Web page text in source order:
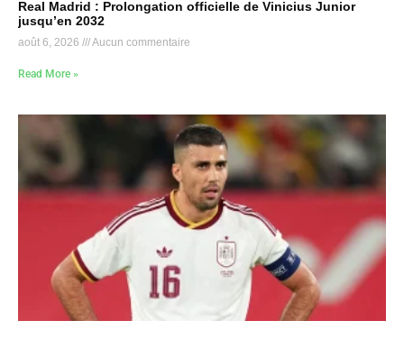
Real Madrid : Prolongation officielle de Vinicius Junior
jusqu’en 2032
août 6, 2026 Aucun commentaire
Read More »